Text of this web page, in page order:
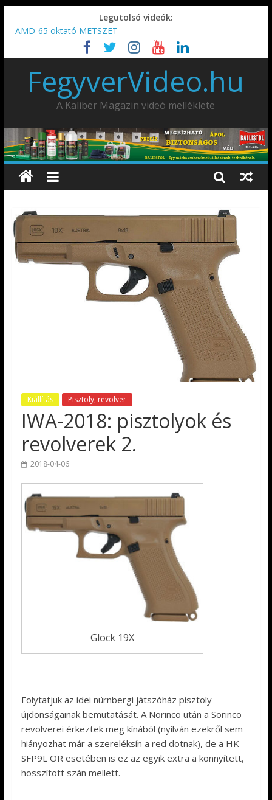
Legutolsó videók:
AMD-65 oktató METSZET
Umarex TPX50 .50 paintball/pepperball/traumatikus marker
IDÉN IS INDUL: Fegyvertervező- és gyártó szakmérnöki,
illetve szakspecialista képzés!!!
IWA2026 – Puskák 1. rész
Ardesa Patriot “FAPADOS” .45 elöltöltő perkussziós pisztoly
FegyverVideo.hu
A Kaliber Magazin videó melléklete
Kiállítás Pisztoly, revolver
IWA-2018: pisztolyok és
revolverek 2.
2018-04-06
Glock 19X
Folytatjuk az idei nürnbergi játszóház pisztoly-
újdonságainak bemutatását. A Norinco után a Sorinco
revolverei érkeztek meg kínából (nyilván ezekről sem
hiányozhat már a szereléksín a red dotnak), de a HK
SFP9L OR esetében is ez az egyik extra a könnyített,
hosszított szán mellett.